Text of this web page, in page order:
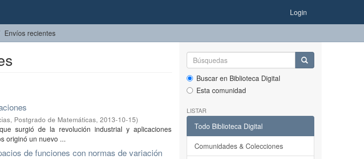
Login
Envíos recientes
Postgrado de Matemáticas, 2013-10-15)
surgió de la revolución industrial y aplicaciones
originó un nuevo ...
de funciones con normas de variación
Buscar en Biblioteca Digital
Esta comunidad
LISTAR
Todo Biblioteca Digital
Comunidades & Colecciones